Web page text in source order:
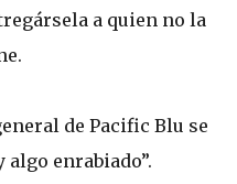
a quien no la
de Pacific Blu se
algo enrabiado”.